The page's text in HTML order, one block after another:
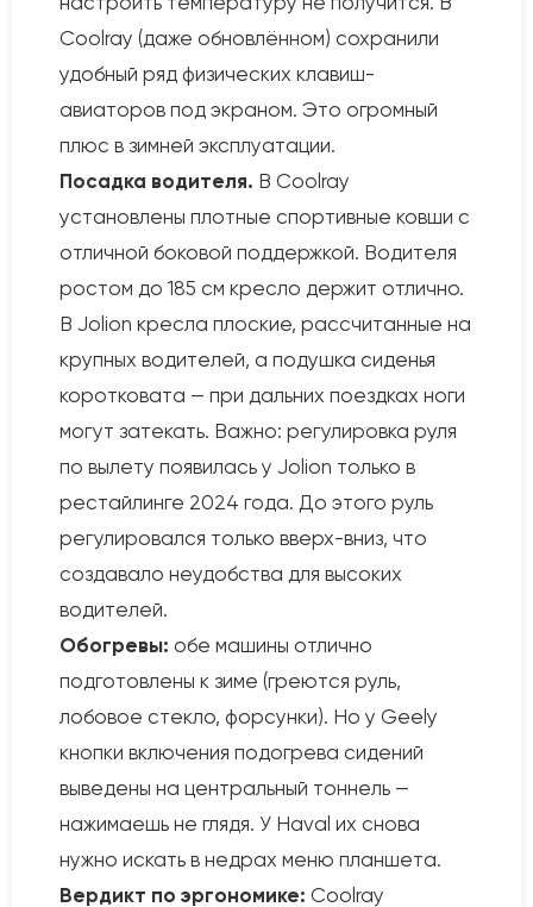
Coolray (даже обновлённом) сохранили
удобный ряд физических клавиш-
авиаторов под экраном. Это огромный
плюс в зимней эксплуатации.
Посадка водителя. В Coolray
установлены плотные спортивные ковши с
отличной боковой поддержкой. Водителя
ростом до 185 см кресло держит отлично.
В Jolion кресла плоские, рассчитанные на
крупных водителей, а подушка сиденья
коротковата — при дальних поездках ноги
могут затекать. Важно: регулировка руля
по вылету появилась у Jolion только в
рестайлинге 2024 года. До этого руль
регулировался только вверх-вниз, что
создавало неудобства для высоких
водителей.
Обогревы: обе машины отлично
подготовлены к зиме (греются руль,
лобовое стекло, форсунки). Но у Geely
кнопки включения подогрева сидений
выведены на центральный тоннель —
нажимаешь не глядя. У Haval их снова
нужно искать в недрах меню планшета.
Вердикт по эргономике: Coolray